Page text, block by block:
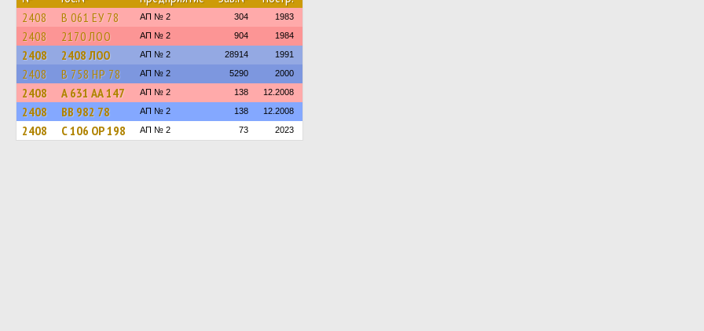
2408 В 061 ЕУ 78 АП № 2 304 1983
2408 2170 ЛОО АП № 2 904 1984
2408 2408 ЛОО АП № 2 28914 1991
2408 В 758 НР 78 АП № 2 5290 2000
2408 А 631 АА 147 АП № 2 138 12.2008
2408 ВВ 982 78 АП № 2 138 12.2008
2408 С 106 ОР 198 АП № 2 73 2023